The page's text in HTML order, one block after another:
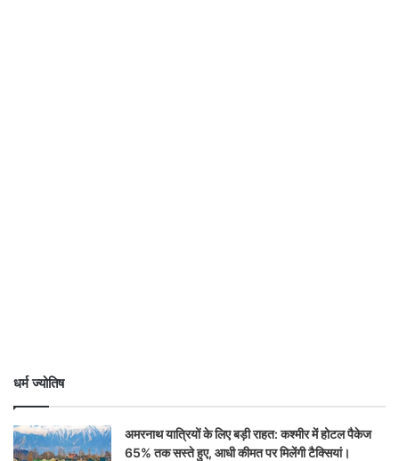
धर्म ज्योतिष
अमरनाथ यात्रियों के लिए बड़ी राहत: कश्मीर में होटल पैकेज
65% तक सस्ते हुए, आधी कीमत पर मिलेंगी टैक्सियां।